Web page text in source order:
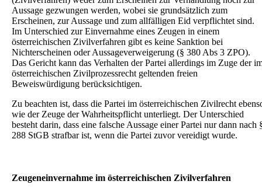
Aussage gezwungen werden, wobei sie grundsätzlich zum
Erscheinen, zur Aussage und zum allfälligen Eid verpflichtet sind.
Im Unterschied zur Einvernahme eines Zeugen in einem
österreichischen Zivilverfahren gibt es keine Sanktion bei
Nichterscheinen oder Aussageverweigerung (§ 380 Abs 3 ZPO).
Das Gericht kann das Verhalten der Partei allerdings im Zuge der
österreichischen Zivilprozessrecht geltenden freien
Beweiswürdigung berücksichtigen.
Zu beachten ist, dass die Partei im österreichischen Zivilrecht
wie der Zeuge der Wahrheitspflicht unterliegt. Der Unterschied
besteht darin, dass eine falsche Aussage einer Partei nur dann nach
288 StGB strafbar ist, wenn die Partei zuvor vereidigt wurde.
Zeugeneinvernahme im österreichischen Zivilverfahren